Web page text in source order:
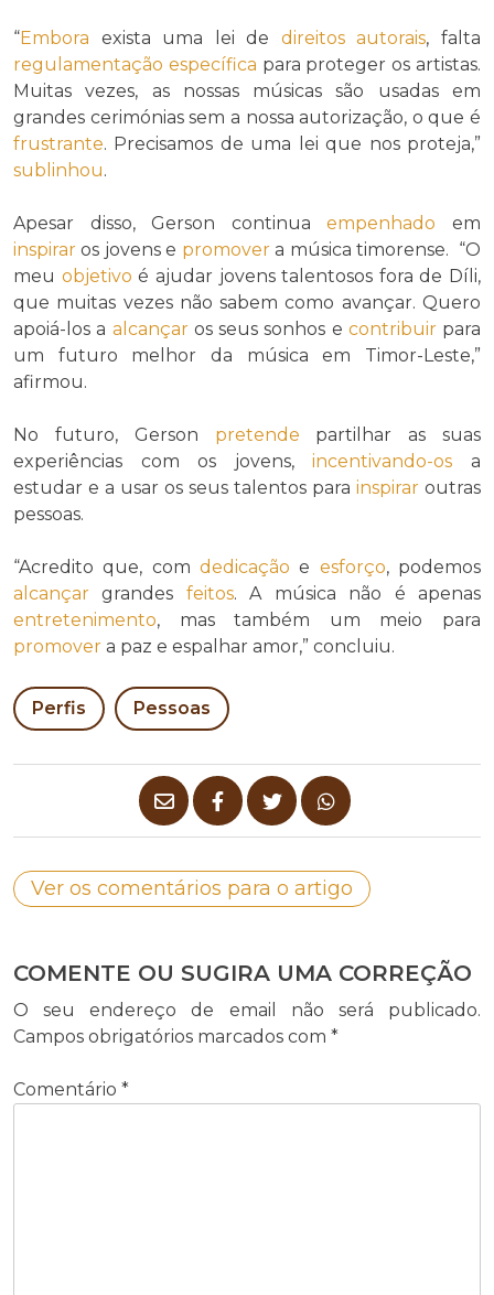
“Embora exista uma lei de direitos autorais, falta
regulamentação específica para proteger os artistas.
Muitas vezes, as nossas músicas são usadas em
grandes cerimónias sem a nossa autorização, o que é
frustrante. Precisamos de uma lei que nos proteja,”
sublinhou.
Apesar disso, Gerson continuaempenhado em
inspirar os jovens e promovera música timorense. “O
meu objetivo é ajudar jovens talentosos fora de Díli,
que muitas vezes não sabem como avançar. Quero
apoiá-los a alcançaros seus sonhos e contribuirpara
um futuro melhor da música em Timor-Leste,”
afirmou.
No futuro, Gerson pretende partilhar as suas
experiências com os jovens,incentivando-os a
estudar e a usar os seus talentos para inspirar outras
pessoas.
“Acredito que, com dedicação e esforço, podemos
alcançar grandes feitos. A música não é apenas
entretenimento, mas também um meio para
promover a paz e espalhar amor,” concluiu.
Perfis Pessoas
Ver os comentários para o artigo
COMENTE OU SUGIRA UMA CORREÇÃO
O seu endereço de email não será publicado.
Campos obrigatórios marcados com *
Comentário *